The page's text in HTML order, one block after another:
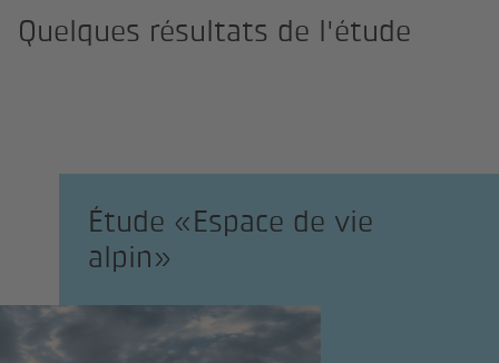
Quelques résultats de l'étude
Étude «Espace de vie
alpin»